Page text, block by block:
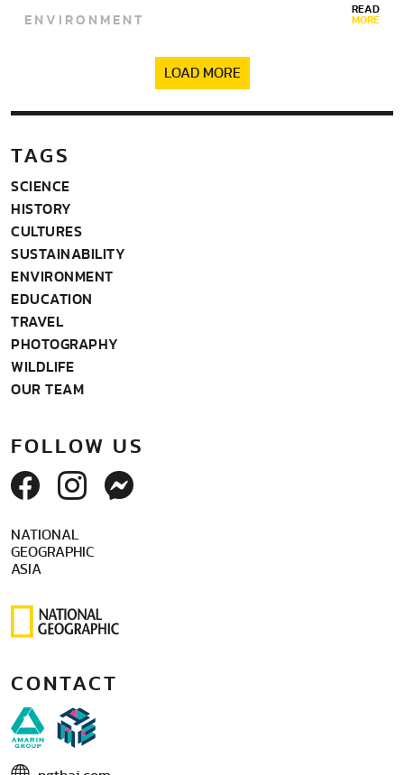
ENVIRONMENT READ
MORE
LOAD MORE
TAGS
SCIENCE
HISTORY
CULTURES
SUSTAINABILITY
ENVIRONMENT
EDUCATION
TRAVEL
PHOTOGRAPHY
WILDLIFE
OUR TEAM
FOLLOW US
NATIONAL
GEOGRAPHIC
ASIA
CONTACT